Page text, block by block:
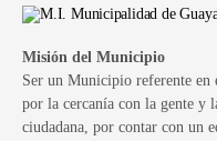
Misión del Municipio
Ser un Municipio referente
por la cercanía con la gente y
ciudadana, por contar con un